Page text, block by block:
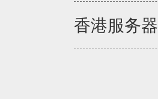
香港服务器